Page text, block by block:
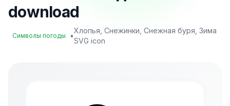
download
Символы погоды •
Хлопья, Снежинки, Снежная буря, Зима
SVG icon